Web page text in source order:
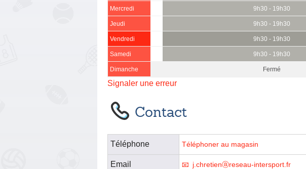
Mercredi 9h30 - 19h30
Jeudi 9h30 - 19h30
Vendredi 9h30 - 19h30
Samedi 9h30 - 19h30
Dimanche Fermé
Signaler une erreur
Contact
Téléphone Téléphoner au magasin
Email j.chretienⓐreseau-intersport.fr